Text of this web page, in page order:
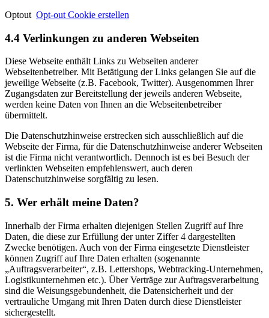
Optout Opt-out Cookie erstellen
4.4 Verlinkungen zu anderen Webseiten
Diese Webseite enthält Links zu Webseiten anderer
Webseitenbetreiber. Mit Betätigung der Links gelangen Sie auf die
jeweilige Webseite (z.B. Facebook, Twitter). Ausgenommen Ihrer
Zugangsdaten zur Bereitstellung der jeweils anderen Webseite,
werden keine Daten von Ihnen an die Webseitenbetreiber
übermittelt.
Die Datenschutzhinweise erstrecken sich ausschließlich auf die
Webseite der Firma, für die Datenschutzhinweise anderer Webseiten
ist die Firma nicht verantwortlich. Dennoch ist es bei Besuch der
verlinkten Webseiten empfehlenswert, auch deren
Datenschutzhinweise sorgfältig zu lesen.
5. Wer erhält meine Daten?
Innerhalb der Firma erhalten diejenigen Stellen Zugriff auf Ihre
Daten, die diese zur Erfüllung der unter Ziffer 4 dargestellten
Zwecke benötigen. Auch von der Firma eingesetzte Dienstleister
können Zugriff auf Ihre Daten erhalten (sogenannte
„Auftragsverarbeiter“, z.B. Lettershops, Webtracking-Unternehmen,
Logistikunternehmen etc.). Über Verträge zur Auftragsverarbeitung
sind die Weisungsgebundenheit, die Datensicherheit und der
vertrauliche Umgang mit Ihren Daten durch diese Dienstleister
sichergestellt.